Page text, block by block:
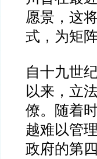
愿景，这
式，为矩
自十九世
以来，立
僚。随着
越难以管
政府的第